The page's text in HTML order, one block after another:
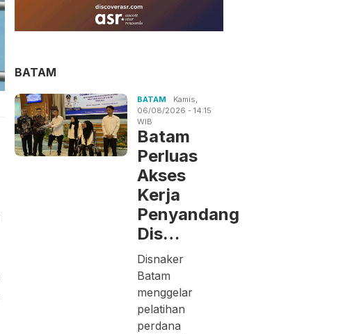
BATAM
BATAM
Kamis,
06/08/2026 - 14:15
WIB
Batam
Perluas
Akses
Kerja
Penyandang
Dis…
Disnaker
Batam
menggelar
pelatihan
perdana